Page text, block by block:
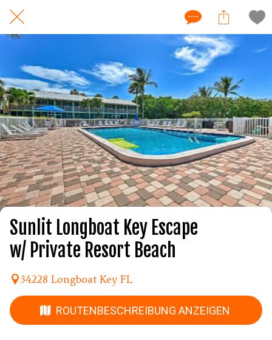
Sunlit Longboat Key Escape
w/ Private Resort Beach
34228 Longboat Key FL
ROUTENBESCHREIBUNG ANZEIGEN